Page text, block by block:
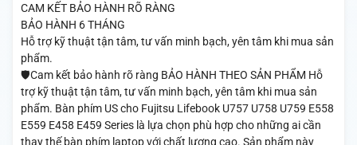
CAM KẾT BẢO HÀNH RÕ RÀNG
BẢO HÀNH 6 THÁNG
Hỗ trợ kỹ thuật tận tâm, tư vấn minh bạch, yên tâm khi mua sản
phẩm.
🛡️Cam kết bảo hành rõ ràng BẢO HÀNH THEO SẢN PHẨM Hỗ
trợ kỹ thuật tận tâm, tư vấn minh bạch, yên tâm khi mua sản
phẩm. Bàn phím US cho Fujitsu Lifebook U757 U758 U759 E558
E559 E458 E459 Series là lựa chọn phù hợp cho những ai cần
thay thế bàn phím laptop với chất lượng cao. Sản phẩm này